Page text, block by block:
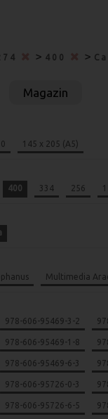
> 400 >
Magazin
145 x 205 (A5)
400 334 256
Multimedia
978-606-95469-3-2
978-606-95469-1-8
978-606-95469-6-3
978-606-95726-0-3
978-606-95726-6-5